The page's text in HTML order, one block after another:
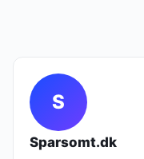
S
Sparsomt.dk